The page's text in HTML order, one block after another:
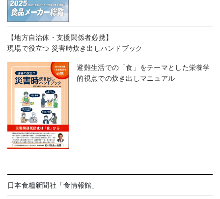
【地方自治体・支援関係者必携】
現場で役立つ 災害時炊き出しハンドブック
避難生活での「食」をテーマとした栄養学
的視点での炊き出しマニュアル
日本食糧新聞社「食情報館」